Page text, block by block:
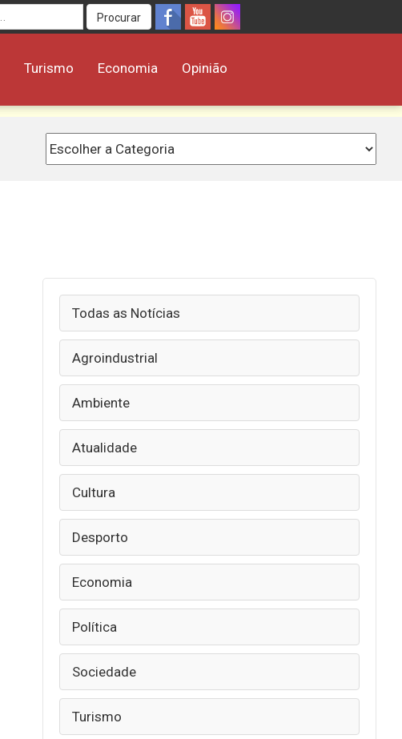
Procurar
Turismo Economia Opinião
Todas as Notícias
Agroindustrial
Ambiente
Atualidade
Cultura
Desporto
Economia
Política
Sociedade
Turismo